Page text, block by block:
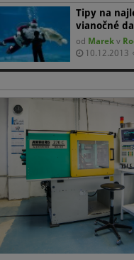
Tipy na
vianočné
od Marek v
10.12.2013